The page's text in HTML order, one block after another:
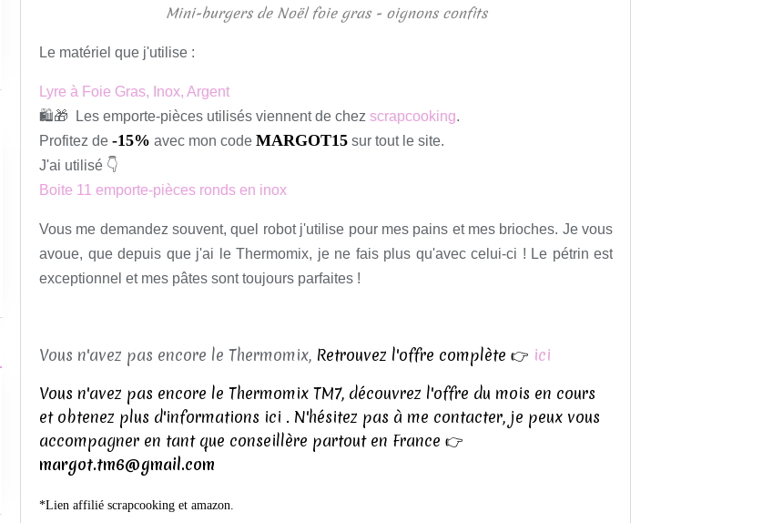
Mini-burgers de Noël foie gras - oignons confits
Le matériel que j'utilise :
Lyre à Foie Gras, Inox, Argent
🛍🎁 Les emporte-pièces utilisés viennent de chez scrapcooking.
Profitez de -15% avec mon code MARGOT15 sur tout le site.
J'ai utilisé 👇
Boite 11 emporte-pièces ronds en inox
Vous me demandez souvent, quel robot j'utilise pour mes pains et mes brioches. Je vous
avoue, que depuis que j'ai le Thermomix, je ne fais plus qu'avec celui-ci ! Le pétrin est
exceptionnel et mes pâtes sont toujours parfaites !
Vous n'avez pas encore le Thermomix, Retrouvez l'offre complète 👉 ici
Vous n'avez pas encore le Thermomix TM7, découvrez l'offre du mois en cours
et obtenez plus d'informations ici . N'hésitez pas à me contacter, je peux vous
accompagner en tant que conseillère partout en France 👉
margot.tm6@gmail.com
*Lien affilié scrapcooking et amazon.